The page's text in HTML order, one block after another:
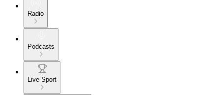
Radio
Podcasts
Live Sport